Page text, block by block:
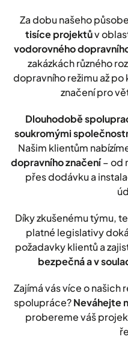
Za dobu našeho
tisíce projektův
vodorovného
zakázkách různého
dopravního režimu až
značení pro
Dlouhodobě
soukromými
Našim klientům
dopravního značení– od
přes dodávku a
Díky zkušenému týmu,
platné legislativy
požadavky klientů a
bezpečná a v
Zajímá vás více o našich
spolupráce?Neváhejte
probereme váš